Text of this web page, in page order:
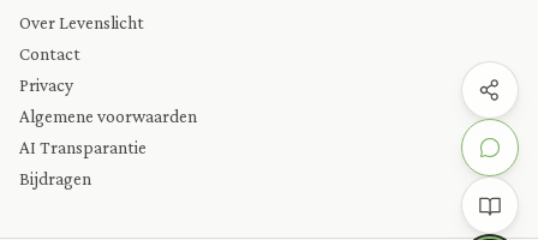
Over Levenslicht
Contact
Privacy
Algemene voorwaarden
AI Transparantie
Bijdragen